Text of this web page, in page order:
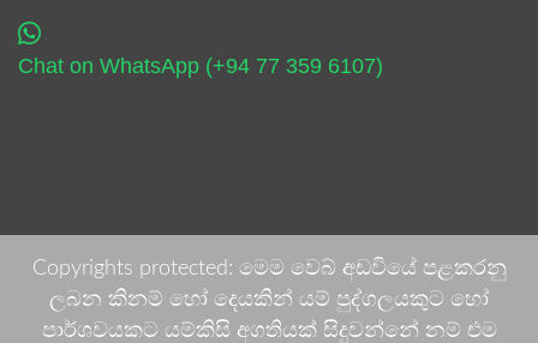
Chat on WhatsApp (+94 77 359 6107)
Copyrights protected: මෙම වෙබ් අඩවියේ පළකරනු
ලබන කිනම් හෝ දෙයකින් යම් පුද්ගලයකුට හෝ
පාර්ශවයකට යම්කිසි අගතියක් සිදුවන්නේ නම් එම